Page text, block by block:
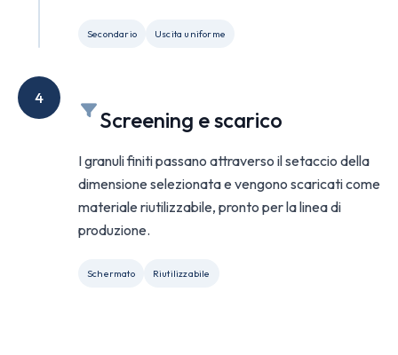
Secondario Uscita uniforme
4
Screening e scarico
I granuli finiti passano attraverso il setaccio della
dimensione selezionata e vengono scaricati come
materiale riutilizzabile, pronto per la linea di
produzione.
Schermato Riutilizzabile